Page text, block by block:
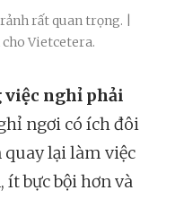
rất quan trọng. |
Vietcetera.
việc nghỉ phải
ngơi có ích đôi
quay lại làm việc
bực bội hơn và